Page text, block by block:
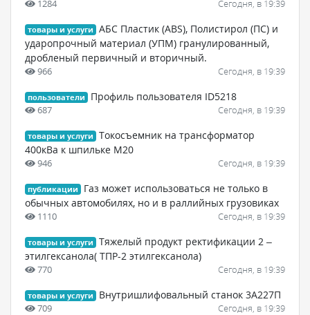
1284 Сегодня, в 19:39
товары и услуги
АБС Пластик (ABS), Полистирол (ПС) и
ударопрочный материал (УПМ) гранулированный,
дробленый первичный и вторичный.
966 Сегодня, в 19:39
пользователи Профиль пользователя ID5218
687 Сегодня, в 19:39
товары и услуги
Токосъемник на трансформатор
400кВа к шпильке М20
946 Сегодня, в 19:39
публикации
Газ может использоваться не только в
обычных автомобилях, но и в раллийных грузовиках
1110 Сегодня, в 19:39
товары и услуги
Тяжелый продукт ректификации 2 –
этилгексанола( ТПР-2 этилгексанола)
770 Сегодня, в 19:39
товары и услуги Внутришлифовальный станок 3А227П
709 Сегодня, в 19:39